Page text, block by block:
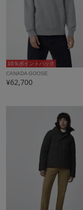
10％ポイントバック
CANADA GOOSE
¥62,700